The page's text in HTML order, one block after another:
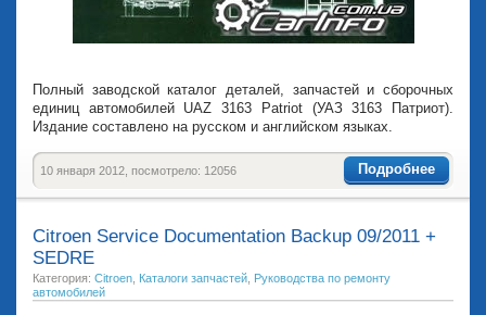
Полный заводской каталог деталей, запчастей и сборочных
единиц автомобилей UAZ 3163 Patriot (УАЗ 3163 Патриот).
Издание составлено на русском и английском языках.
Подробнее
10 января 2012, посмотрело: 12056
Citroen Service Documentation Backup 09/2011 +
SEDRE
Категория: Citroen Каталоги запчастей Руководства по ремонту
автомобилей